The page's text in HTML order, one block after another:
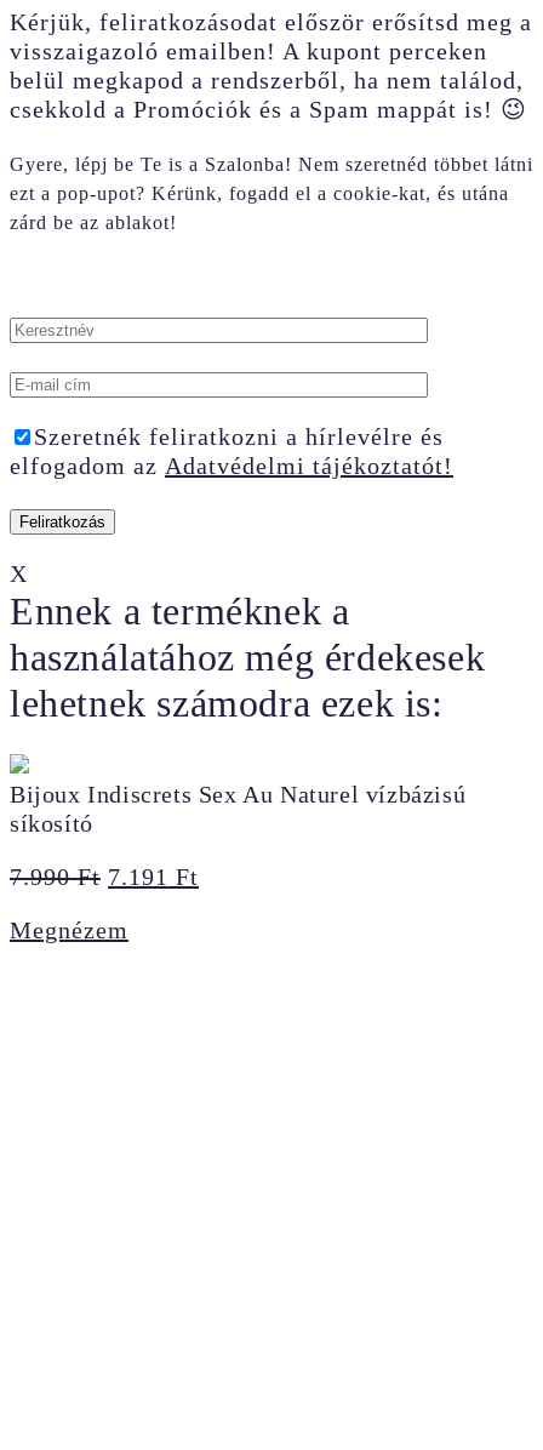
Kérjük, feliratkozásodat először erősítsd meg a
visszaigazoló emailben! A kupont perceken
belül megkapod a rendszerből, ha nem találod,
csekkold a Promóciók és a Spam mappát is! 😉
Gyere, lépj be Te is a Szalonba! Nem szeretnéd többet látni
ezt a pop-upot? Kérünk, fogadd el a cookie-kat, és utána
zárd be az ablakot!
Szeretnék feliratkozni a hírlevélre és
elfogadom az Adatvédelmi tájékoztatót!
X
Ennek a terméknek a
használatához még érdekesek
lehetnek számodra ezek is:
Bijoux Indiscrets Sex Au Naturel vízbázisú
síkosító
7.990Ft Original
was:
7.191 Ft
Megnézem